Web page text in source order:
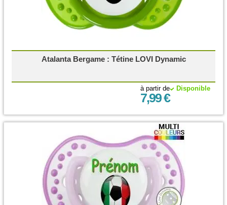
Atalanta Bergame : Tétine LOVI Dynamic
Disponible
à partir de
7,99 €